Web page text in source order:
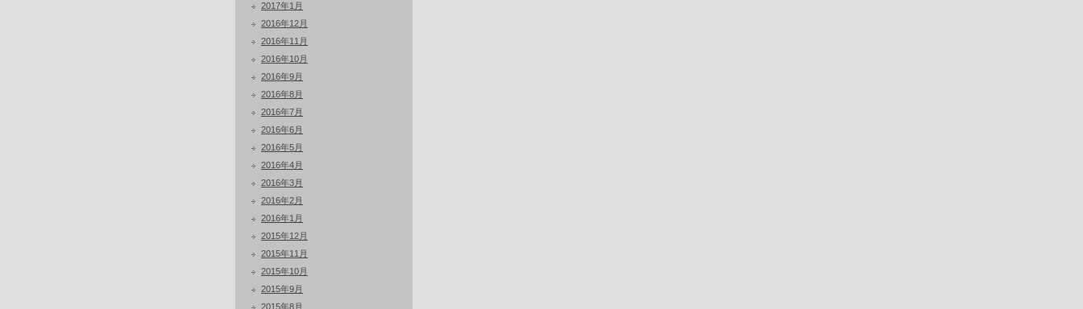
2017年1月
2016年12月
2016年11月
2016年10月
2016年9月
2016年8月
2016年7月
2016年6月
2016年5月
2016年4月
2016年3月
2016年2月
2016年1月
2015年12月
2015年11月
2015年10月
2015年9月
2015年8月